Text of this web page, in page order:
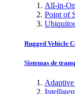
All-in-
Point of
Rugged Vehicle
Sistemas de